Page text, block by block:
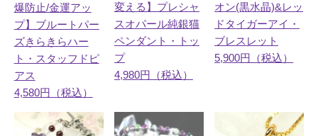
爆防止/金運アッ
プ】ブルートパー
ズきらきらハー
ト・スタッフドピ
アス
4,580円（税込）
変える】プレシャ
スオパール純銀猫
ペンダント・トッ
プ
4,980円（税込）
オン(黒水晶)&レッ
ドタイガーアイ・
ブレスレット
5,900円（税込）